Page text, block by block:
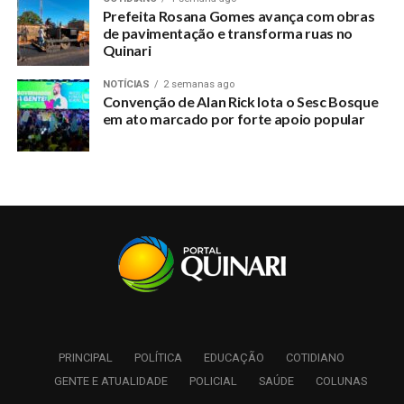
Prefeita Rosana Gomes avança com obras
de pavimentação e transforma ruas no
Quinari
NOTÍCIAS 2 semanas ago
Convenção de Alan Rick lota o Sesc Bosque
em ato marcado por forte apoio popular
PRINCIPAL POLÍTICA EDUCAÇÃO
COTIDIANO
GENTE E ATUALIDADE
POLICIAL SAÚDE COLUNAS